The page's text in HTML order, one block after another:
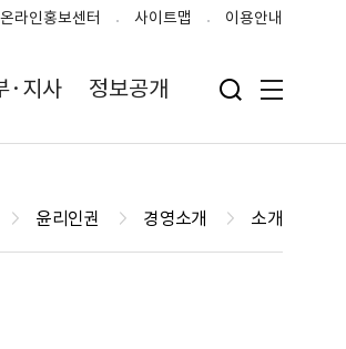
온라인홍보센터 사이트맵 이용안내
·지사 정보공개 검색 입력폼 열기
전체메뉴
윤리인권 경영소개 소개